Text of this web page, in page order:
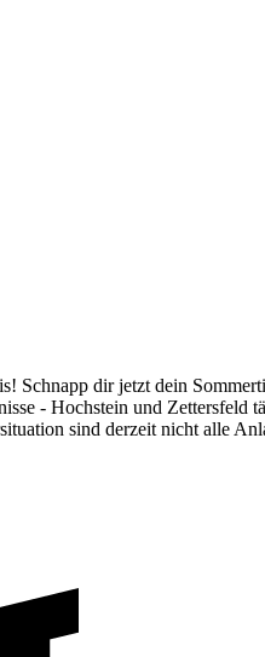
Schnapp dir jetzt dein
- Hochstein und Zettersfeld
sind derzeit nicht alle